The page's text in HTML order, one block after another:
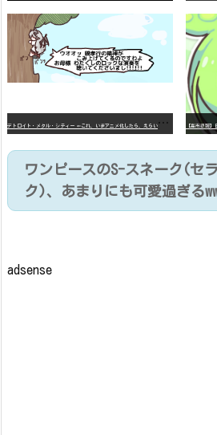
デ
トロイト・メタル・シティー ⇐これ、いまアニメ化したら、えらいことになってたよな？ 【高市悲報
ワンピースのS-スネーク(セ
ク)、あまりにも可愛過ぎる
adsense